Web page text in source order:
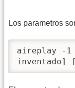
Los parametros
aireplay -
inventado]